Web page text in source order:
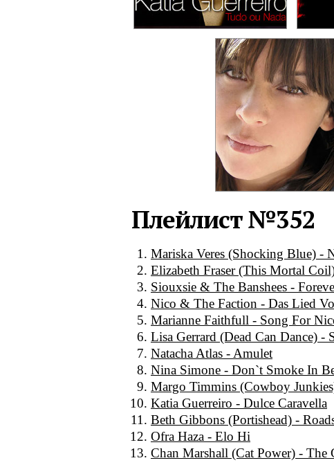
Плейлист №352
Mariska Veres (Shocking Blue) -
Elizabeth Fraser (This Mortal
Siouxsie & The Banshees -
Nico & The Faction - Das Lied
Marianne Faithfull - Song For
Lisa Gerrard (Dead Can Dance)
Natacha Atlas - Amulet
Nina Simone - Don`t Smoke In
Margo Timmins (Cowboy
Katia Guerreiro - Dulce Caravella
Beth Gibbons (Portishead) -
Ofra Haza - Elo Hi
Chan Marshall (Cat Power) - The